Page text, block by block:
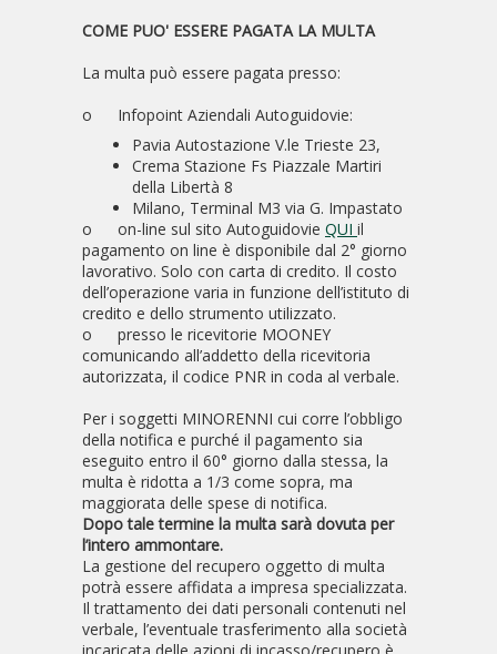
COME PUO' ESSERE PAGATA LA MULTA
La multa può essere pagata presso:
o
Infopoint Aziendali Autoguidovie:
Pavia Autostazione V.le Trieste 23,
Crema Stazione Fs Piazzale Martiri
della Libertà 8
Milano, Terminal M3 via G. Impastato
o
on-line sul sito Autoguidovie QUI il
pagamento on line è disponibile dal 2° giorno
lavorativo. Solo con carta di credito. Il costo
dell’operazione varia in funzione dell’istituto di
credito e dello strumento utilizzato.
o
presso le ricevitorie MOONEY
comunicando all’addetto della ricevitoria
autorizzata, il codice PNR in coda al verbale.
Per i soggetti MINORENNI cui corre l’obbligo
della notifica e purché il pagamento sia
eseguito entro il 60° giorno dalla stessa, la
multa è ridotta a 1/3 come sopra, ma
maggiorata delle spese di notifica.
Dopo tale termine la multa sarà dovuta per
l’intero ammontare.
La gestione del recupero oggetto di multa
potrà essere affidata a impresa specializzata.
Il trattamento dei dati personali contenuti nel
verbale, l’eventuale trasferimento alla società